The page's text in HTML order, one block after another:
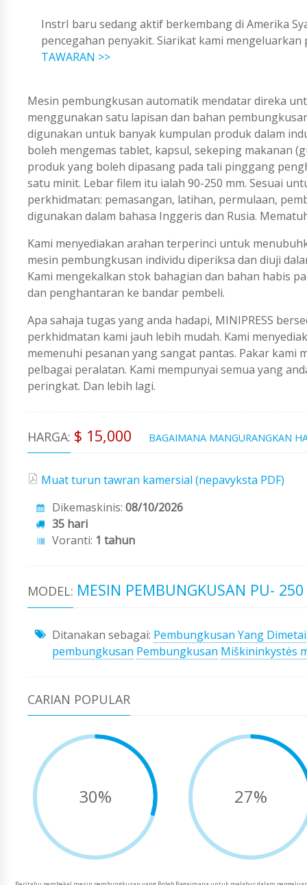
InstrI baru sedang aktif berkembang di Amerika
pencegahan penyakit. Siarikat kami
TAWARAN >>
Mesin pembungkusan automatik mendatar direka
menggunakan satu lapisan dan bahan
digunakan untuk banyak kumpulan produk dalam
boleh mengemas tablet, kapsul, sekeping makanan
produk yang boleh dipasang pada tali pinggang
satu minit. Lebar filem itu ialah 90-250 mm. Sesuai
perkhidmatan: pemasangan, latihan, permulaan,
digunakan dalam bahasa Inggeris dan Rusia.
Kami menyediakan arahan terperinci untuk
mesin pembungkusan individu diperiksa dan diuji
Kami mengekalkan stok bahagian dan bahan habis
dan penghantaran ke bandar pembeli.
Apa sahaja tugas yang anda hadapi, MINIPRESS
perkhidmatan kami jauh lebih mudah. Kami
memenuhi pesanan yang sangat pantas. Pakar
pelbagai peralatan. Kami mempunyai semua yang
peringkat. Dan lebih lagi.
HARGA: $ 15,000 BAGAIMANA MANGURANGKAN
Muat turun tawran kamersial (nepavyksta PDF)
Dikemaskinis: 08/10/2026
35 hari
Voranti: 1 tahun
MODEL: MESIN PEMBUNGKUSAN PU- 250
Ditanakan sebagai: Pembungkusan Yang
pembungkusan Pembungkusan Miškininkystės
CARIAN POPULAR
30% 27%